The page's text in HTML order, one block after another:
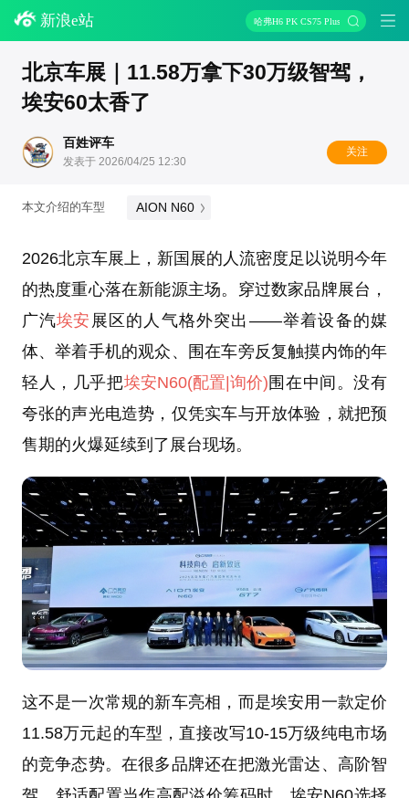
新浪e站 哈弗H6 PK CS75 Plus
北京车展｜11.58万拿下30万级智驾，
埃安60太香了
百姓评车
发表于 2026/04/25 12:30
关注
本文介绍的车型 AION N60
2026北京车展上，新国展的人流密度足以说明今年
的热度重心落在新能源主场。穿过数家品牌展台，
广汽埃安 展区的人气格外突出——举着设备的媒
体、举着手机的观众、围在车旁反复触摸内饰的年
轻人，几乎把埃安N60(配置|询价)围在中间。没有
夸张的声光电造势，仅凭实车与开放体验，就把预
售期的火爆延续到了展台现场。
这不是一次常规的新车亮相，而是埃安用一款定价
11.58万元起的车型，直接改写10-15万级纯电市场
的竞争态势。在很多品牌还在把激光雷达、高阶智